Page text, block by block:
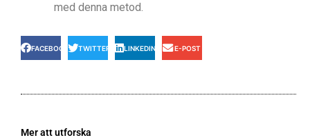
med denna metod.
FACEBOOK TWITTER LINKEDIN E-POST
Mer att utforska